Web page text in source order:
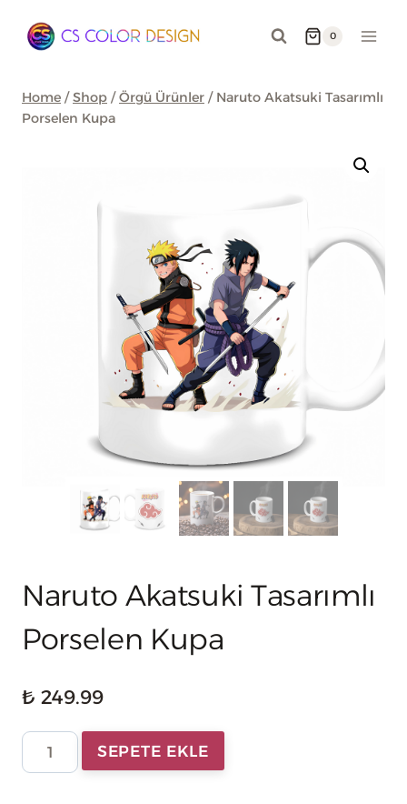
0
Home / Shop / Örgü Ürünler / Naruto Akatsuki Tasarımlı
Porselen Kupa
Naruto Akatsuki Tasarımlı
Porselen Kupa
₺ 249.99
Naruto
Akatsuki
SEPETE EKLE